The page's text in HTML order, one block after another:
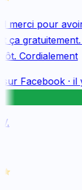
merci pour avoir
ça gratuitement.
Cordialement
Facebook· il y